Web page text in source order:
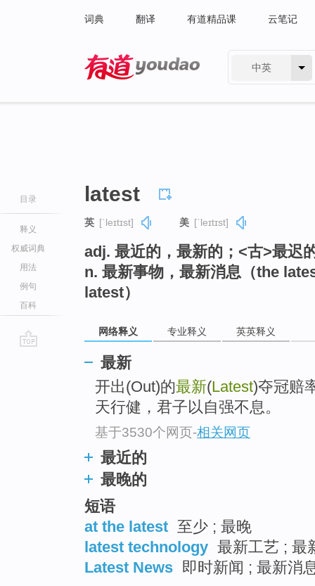
词典 翻译 有道精品课 云笔记
中英
目录
释义
权威词典
用法
例句
百科
latest
英 [ˈleɪtɪst] 美 [ˈleɪtɪst]
adj. 最近的，最新的；<古>最迟
n. 最新事物，最新消息（the
latest）
网络释义 专业释义 英英释义
最新
开出(Out)的最新(Latest)夺冠赔
天行健，君子以自强不息。
基于3530个网页-相关网页
最近的
最晚的
短语
at the latest 至少 ; 最晚
latest technology 最新工艺 ; 最
Latest News 即时新闻 ; 最新消